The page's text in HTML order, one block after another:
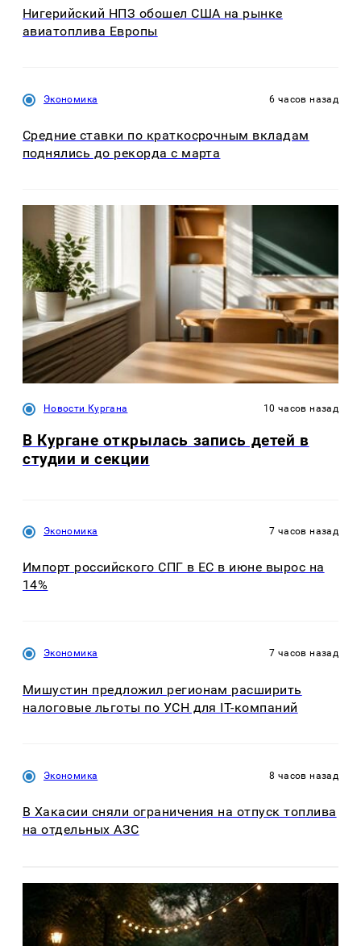
Нигерийский НПЗ обошел США на рынке
авиатоплива Европы
Экономика 6 часов назад
Средние ставки по краткосрочным вкладам
поднялись до рекорда с марта
Новости Кургана 10 часов назад
В Кургане открылась запись детей в
студии и секции
Экономика 7 часов назад
Импорт российского СПГ в ЕС в июне вырос на
14%
Экономика 7 часов назад
Мишустин предложил регионам расширить
налоговые льготы по УСН для IT-компаний
Экономика 8 часов назад
В Хакасии сняли ограничения на отпуск топлива
на отдельных АЗС